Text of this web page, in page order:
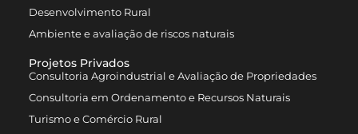
Desenvolvimento Rural
Ambiente e avaliação de riscos naturais
Projetos Privados
Consultoria Agroindustrial e Avaliação de Propriedades
Consultoria em Ordenamento e Recursos Naturais
Turismo e Comércio Rural